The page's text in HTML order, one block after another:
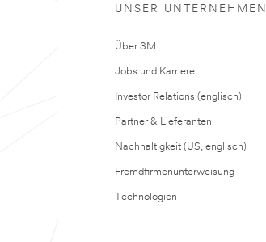
UNSER UNTERNEHMEN
Über 3M
Jobs und Karriere
Investor Relations (englisch)
Partner & Lieferanten
Nachhaltigkeit (US, englisch)
Fremdfirmenunterweisung
Technologien